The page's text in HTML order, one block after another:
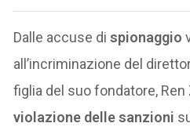
Dalle accuse dispionaggio
all’incriminazione del
figlia del suo fondatore,
violazione delle sanzioni